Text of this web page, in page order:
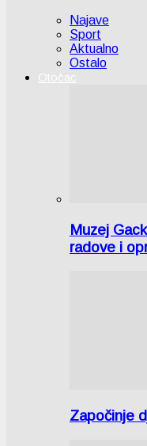
Najave
Sport
Aktualno
Ostalo
Otočac
Muzej
radove i
Započinje